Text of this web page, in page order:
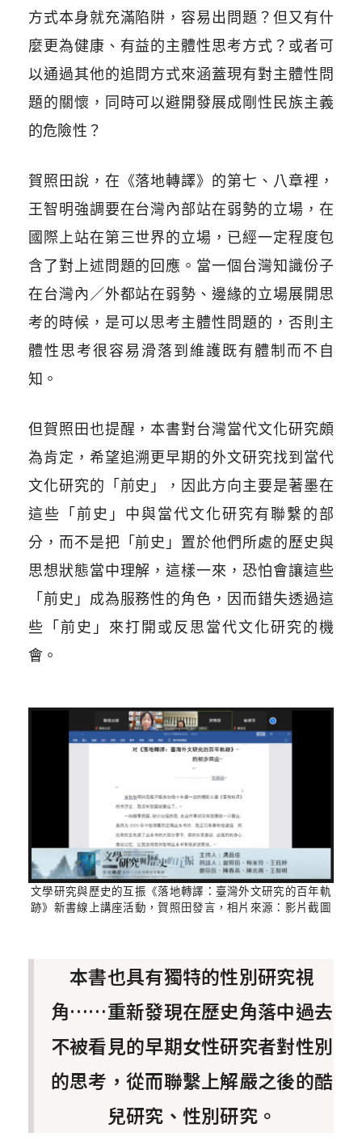
方式本身就充滿陷阱，容易出問題？但又有什
麼更為健康、有益的主體性思考方式？或者可
以通過其他的追問方式來涵蓋現有對主體性問
題的關懷，同時可以避開發展成剛性民族主義
的危險性？
賀照田說，在《落地轉譯》的第七、八章裡，
王智明強調要在台灣內部站在弱勢的立場，在
國際上站在第三世界的立場，已經一定程度包
含了對上述問題的回應。當一個台灣知識份子
在台灣內／外都站在弱勢、邊緣的立場展開思
考的時候，是可以思考主體性問題的，否則主
體性思考很容易滑落到維護既有體制而不自
知。
但賀照田也提醒，本書對台灣當代文化研究頗
為肯定，希望追溯更早期的外文研究找到當代
文化研究的「前史」，因此方向主要是著墨在
這些「前史」中與當代文化研究有聯繫的部
分，而不是把「前史」置於他們所處的歷史與
思想狀態當中理解，這樣一來，恐怕會讓這些
「前史」成為服務性的角色，因而錯失透過這
些「前史」來打開或反思當代文化研究的機
會。
文學研究與歷史的互振《落地轉譯：臺灣外文研究的百年軌
跡》新書線上講座活動，賀照田發言，相片來源：影片截圖
本書也具有獨特的性別研究視
角……重新發現在歷史角落中過去
不被看見的早期女性研究者對性別
的思考，從而聯繫上解嚴之後的酷
兒研究、性別研究。